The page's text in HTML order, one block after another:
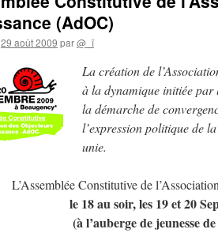
(AdOC)
29 août 2009 par@_ï
Lacréation de
à la dynamique initiée par
la démarche de
l’expression politique de
unie.
L’Assemblée Constitutive de
le 18 au soir, les 19 et 20
(à l’auberge de jeunesse